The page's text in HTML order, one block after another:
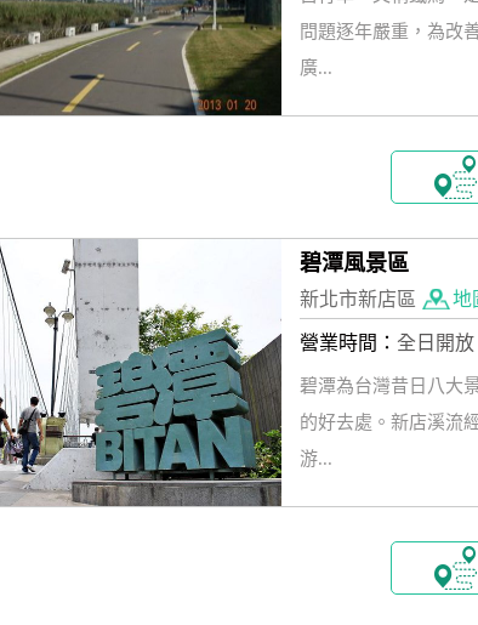
問題逐年嚴重，為改
廣...
碧潭風景區
新北市新店區 地
營業時間： 全日開放
碧潭為台灣昔日八大
的好去處。新店溪流
游...